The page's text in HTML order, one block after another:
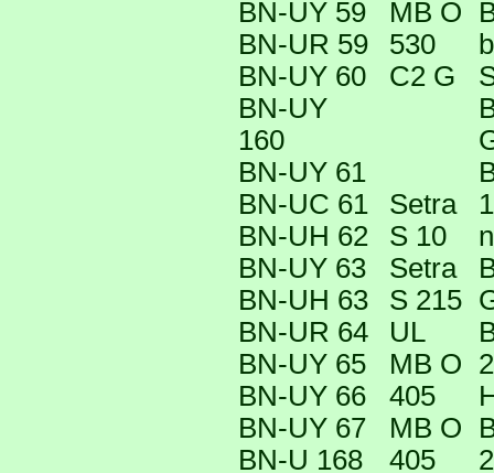
BN-UY 59
BN-UR 59
BN-UY 60
BN-UY
160
BN-UY 61
BN-UC 61
BN-UH 62
BN-UY 63
BN-UH 63
BN-UR 64
BN-UY 65
BN-UY 66
BN-UY 67
BN-U 168
MB O
530
C2 G
Setra
S 10
Setra
S 215
UL
MB O
405
MB O
405